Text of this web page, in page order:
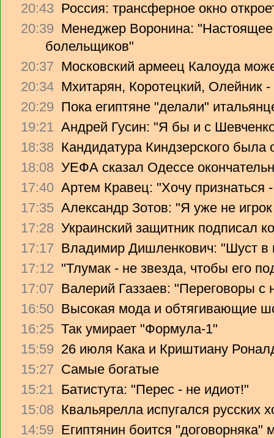
20:43 Россия: трансферное окно
20:39 Менеджер Воронина: "Настоящее
болельщиков"
20:37 Московский армеец Калоуда
20:34 Мхитарян, Коротецкий, Олейник -
20:29 Пока египтяне "делали"
19:21 Андрей Гусин: "Я бы и с
18:38 Кандидатура Киндзерского была
18:08 УЕФА сказал Одессе
17:40 Артем Кравец: "Хочу признаться
17:35 Александр Зотов: "Я уже не
17:28 Украинский защитник подписал
17:17 Владимир Дишленкович: "Шуст в
17:12 "Тлумак - не звезда, чтобы его
17:07 Валерий Газзаев: "Переговоры с
16:50 Высокая мода и обтягивающие
16:25 Так умирает "Формула-1"
15:59 26 июля Кака и Криштиану
15:27 Самые богатые
15:21 Батистута: "Перес - не идиот!"
15:08 Квальярелла испугался русских
14:59 Египтянин боится